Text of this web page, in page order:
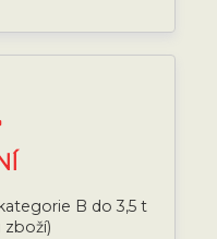
B do 3,5 t
zboží)